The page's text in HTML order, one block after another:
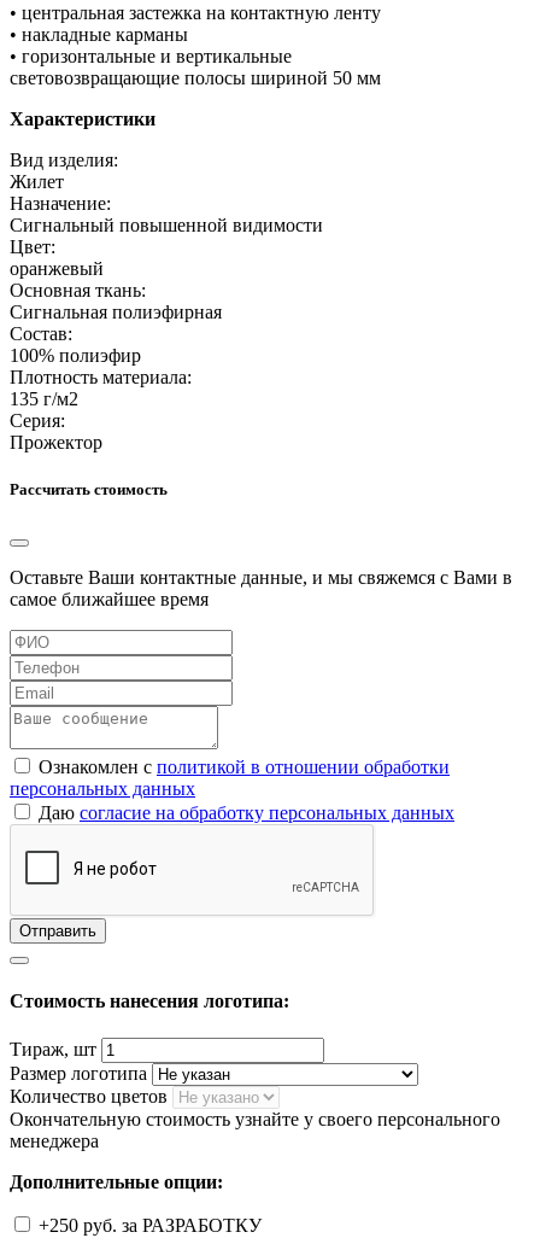
• центральная застежка на контактную ленту
• накладные карманы
• горизонтальные и вертикальные
световозвращающие полосы шириной 50 мм
Характеристики
Вид изделия:
Жилет
Назначение:
Сигнальный повышенной видимости
Цвет:
оранжевый
Основная ткань:
Сигнальная полиэфирная
Состав:
100% полиэфир
Плотность материала:
135 г/м2
Серия:
Прожектор
Рассчитать стоимость
Оставьте Ваши контактные данные, и мы свяжемся с Вами в
самое ближайшее время
Ознакомлен с политикой в отношении обработки
персональных данных
Даю согласие на обработку персональных данных
Стоимость нанесения логотипа:
Тираж, шт
Размер логотипа
Количество цветов
Окончательную стоимость узнайте у своего персонального
менеджера
Дополнительные опции:
+250 руб. за РАЗРАБОТКУ